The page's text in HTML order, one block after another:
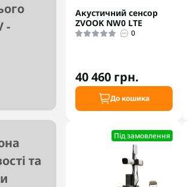
-
та
Акустичний сенсор
ZVOOK NW0 LTE
0
40 460 грн.
До кошика
Під замовлення